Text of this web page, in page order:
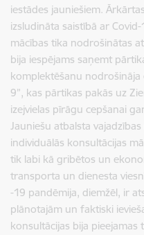
iestādes jauniešiem.
izsludināta saistībā ar
mācības tika nodrošinātas
bija iespējams saņemt
komplektēšanu nodrošināja
9”, kas pārtikas pakās uz
izejvielas pīrāgu cepšanai
Jauniešu atbalsta
individuālās konsultācijas
tik labi kā gribētos un
transporta un dienesta
-19 pandēmija, diemžēl, ir
plānotajām un faktiski
konsultācijas bija pieejamas